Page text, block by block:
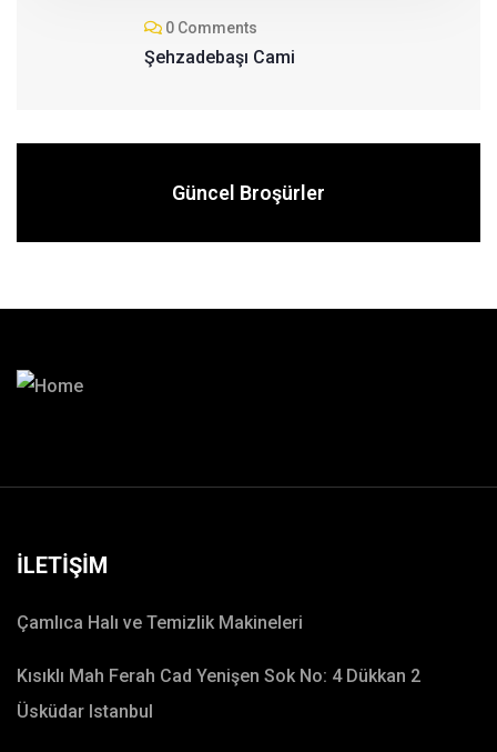
0 Comments
Şehzadebaşı Cami
Güncel Broşürler
İLETİŞİM
Çamlıca Halı ve Temizlik Makineleri
Kısıklı Mah Ferah Cad Yenişen Sok No: 4 Dükkan 2
Üsküdar Istanbul